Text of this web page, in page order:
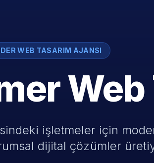
WEB TASARIM AJANSI
Web
işletmeler için
dijital çözümler